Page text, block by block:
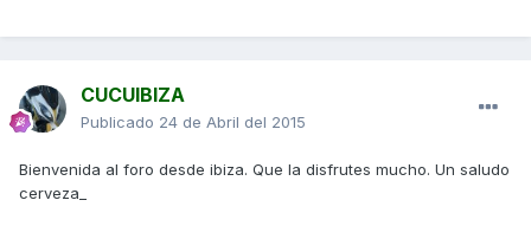
CUCUIBIZA
Publicado 24 de Abril del 2015
Bienvenida al foro desde ibiza. Que la disfrutes mucho. Un saludo
cerveza_